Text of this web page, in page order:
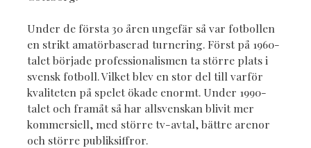
Under de första 30 åren ungefär så var fotbollen
en strikt amatörbaserad turnering. Först på 1960-
talet började professionalismen ta större plats i
svensk fotboll. Vilket blev en stor del till varför
kvaliteten på spelet ökade enormt. Under 1990-
talet och framåt så har allsvenskan blivit mer
kommersiell, med större tv-avtal, bättre arenor
och större publiksiffror.